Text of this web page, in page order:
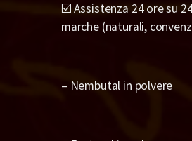
☑️ Assistenza 24 ore su
marche (naturali,
– Nembutal in polvere